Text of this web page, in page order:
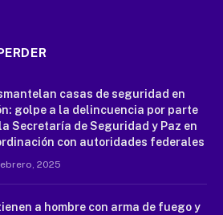
casas de seguridad en
golpe a la delincuencia por parte
Secretaría de Seguridad y Paz en
con autoridades federales
2025
a hombre con arma de fuego y